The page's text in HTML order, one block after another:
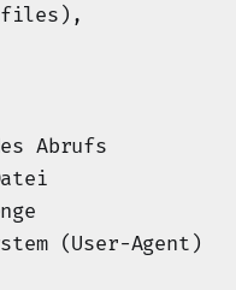
Abrufs
(User-Agent)